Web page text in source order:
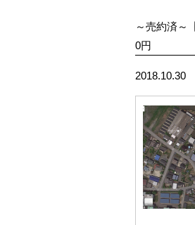
～売約済～
0円
2018.10.30